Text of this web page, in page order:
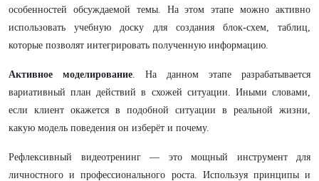
особенностей обсуждаемой темы. На этом этапе можно активно
использовать учебную доску для создания блок-схем, таблиц,
которые позволят интегрировать полученную информацию.
Активное моделирование. На данном этапе разрабатывается
вариативный план действий в схожей ситуации. Иными словами,
если клиент окажется в подобной ситуации в реальной жизни,
какую модель поведения он изберёт и почему.
Рефлексивный видеотренинг — это мощный инструмент для
личностного и профессионального роста. Используя принципы и